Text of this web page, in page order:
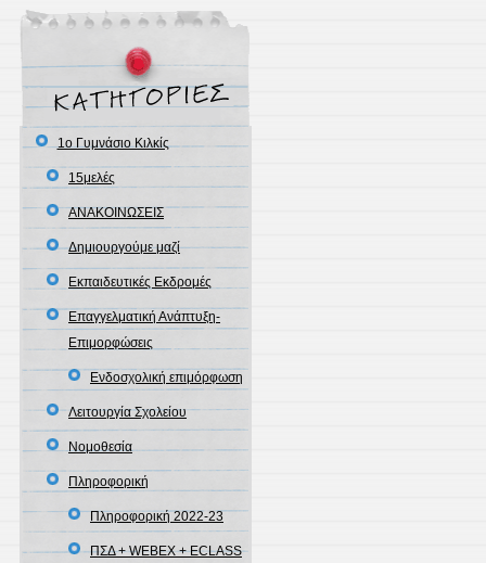
1ο Γυμνάσιο Κιλκίς
15μελές
ΑΝΑΚΟΙΝΩΣΕΙΣ
Δημιουργούμε μαζί
Εκπαιδευτικές Εκδρομές
Επαγγελματική Ανάπτυξη-
Επιμορφώσεις
Ενδοσχολική επιμόρφωση
Λειτουργία Σχολείου
Νομοθεσία
Πληροφορική
Πληροφορική 2022-23
ΠΣΔ + WEBEX + ECLASS